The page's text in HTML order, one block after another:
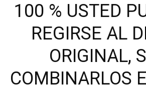
100 % USTED
REGIRSE AL
ORIGINAL,
COMBINARLOS